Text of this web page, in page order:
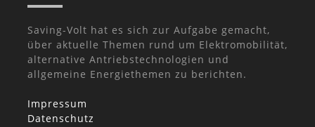
Saving-Volt hat es sich zur Aufgabe gemacht,
über aktuelle Themen rund um Elektromobilität,
alternative Antriebstechnologien und
allgemeine Energiethemen zu berichten.
Impressum
Datenschutz